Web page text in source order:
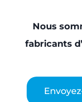
Nous
fabricants